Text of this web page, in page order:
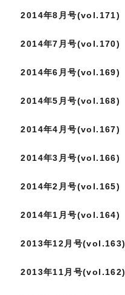
2014年8月号(vol.171)
2014年7月号(vol.170)
2014年6月号(vol.169)
2014年5月号(vol.168)
2014年4月号(vol.167)
2014年3月号(vol.166)
2014年2月号(vol.165)
2014年1月号(vol.164)
2013年12月号(vol.163)
2013年11月号(vol.162)